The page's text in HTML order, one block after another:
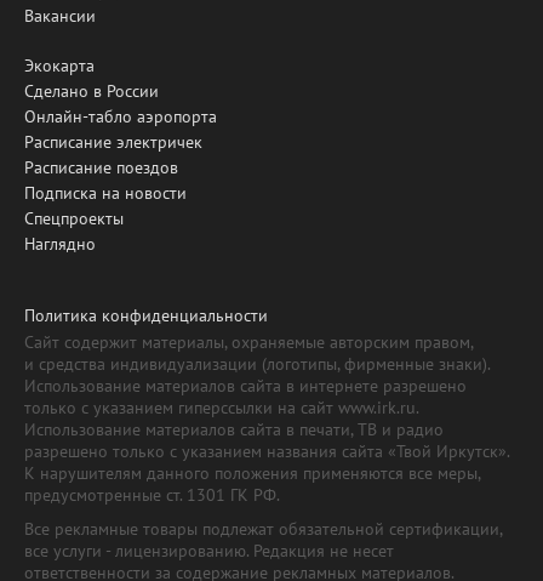
Вакансии
Экокарта
Сделано в России
Онлайн-табло аэропорта
Расписание электричек
Расписание поездов
Подписка на новости
Спецпроекты
Наглядно
Политика конфиденциальности
Сайт содержит материалы, охраняемые авторским правом,
и средства индивидуализации (логотипы, фирменные знаки).
Использование материалов сайта в интернете разрешено
только с указанием гиперссылки на сайт www.irk.ru.
Использование материалов сайта в печати, ТВ и радио
разрешено только с указанием названия сайта «Твой Иркутск».
К нарушителям данного положения применяются все меры,
предусмотренные ст. 1301 ГК РФ.
Все рекламные товары подлежат обязательной сертификации,
все услуги - лицензированию. Редакция не несет
ответственности за содержание рекламных материалов.